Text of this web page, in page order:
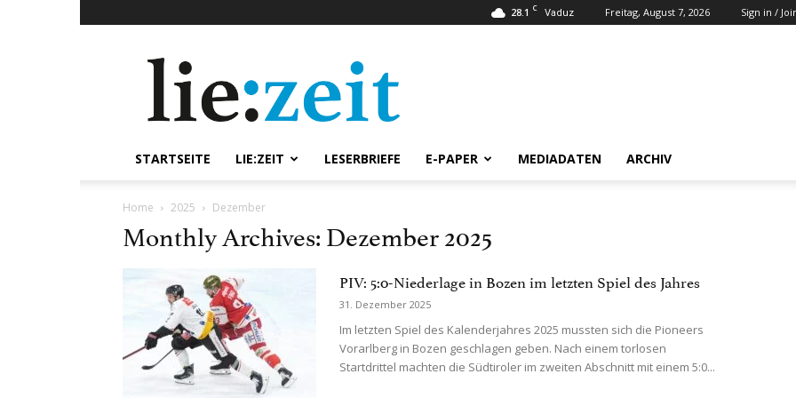
28.1 C Vaduz Freitag, August 7, 2026 Sign in /
STARTSEITE LIE:ZEIT LESERBRIEFE E-PAPER MEDIADATEN ARCHIV
Home 2025 Dezember
Monthly Archives: Dezember 2025
PIV: 5:0-Niederlage in Bozen im letzten Spiel des Jahres
31. Dezember 2025
Im letzten Spiel des Kalenderjahres 2025 mussten sich die Pioneers
Vorarlberg in Bozen geschlagen geben. Nach einem torlosen
Startdrittel machten die Südtiroler im zweiten Abschnitt mit einem 5:0...